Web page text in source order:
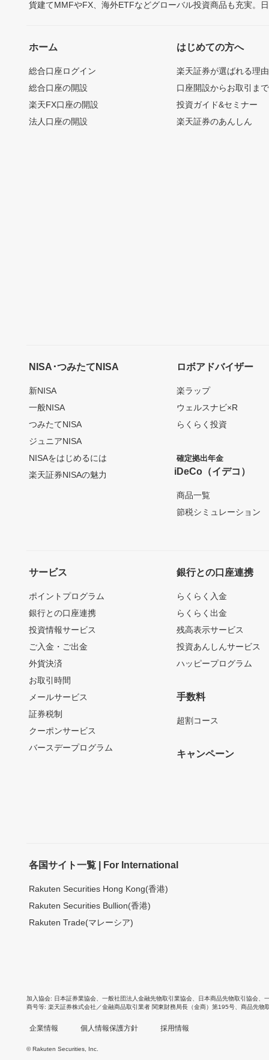
貨建てMMFやFX、海外ETFなどグローバル投資商品も充実。
ホーム
総合口座ログイン
総合口座の開設
楽天FX口座の開設
法人口座の開設
はじめての方へ
楽天証券が選ばれる理由
口座開設からお取引ま
投資ガイド&セミナー
楽天証券のあんしん
NISA･つみたてNISA
新NISA
一般NISA
つみたてNISA
ジュニアNISA
NISAをはじめるには
楽天証券NISAの魅力
ロボアドバイザー
楽ラップ
ウェルスナビ×R
らくらく投資
確定拠出年金
iDeCo（イデコ）
商品一覧
節税シミュレーション
サービス
ポイントプログラム
銀行との口座連携
投資情報サービス
ご入金・ご出金
外貨決済
お取引時間
メールサービス
証券税制
クーポンサービス
バースデープログラム
銀行との口座連携
らくらく入金
らくらく出金
残高表示サービス
投資あんしんサービス
ハッピープログラム
手数料
超割コース
キャンペーン
各国サイト一覧 | For International
Rakuten Securities Hong Kong(香港)
Rakuten Securities Bullion(香港)
Rakuten Trade(マレーシア)
加入協会 日本証券業協会 一般社団法人金融先物取引業協会 日本商品先物取引協会
商号等 楽天証券株式会社／金融商品取引業者 関東財務局長（金商）第195号、商品先物
企業情報 個人情報保護方針 採用情報
© Rakuten Securities, Inc.